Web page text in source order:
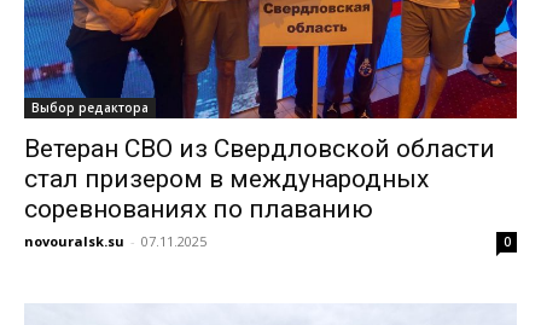
Выбор редактора
Ветеран СВО из Свердловской области
стал призером в международных
соревнованиях по плаванию
novouralsk.su - 07.11.2025 0